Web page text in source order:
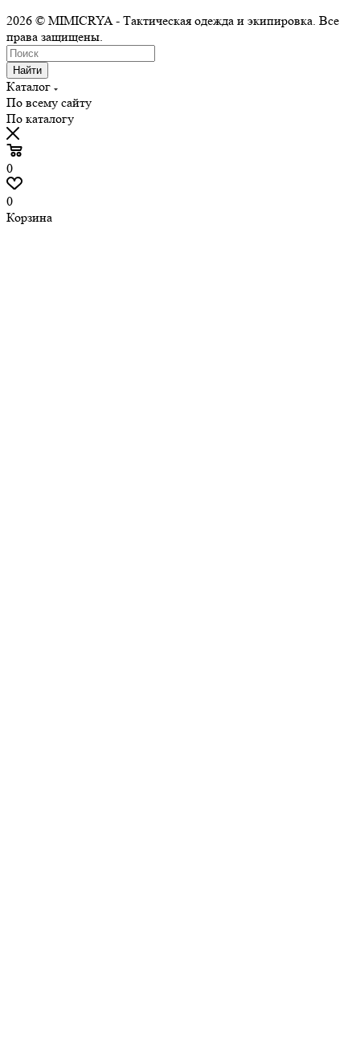
2026 © MIMICRYA - Тактическая одежда и экипировка. Все
права защищены.
Найти
Каталог
По всему сайту
По каталогу
0
0
Корзина